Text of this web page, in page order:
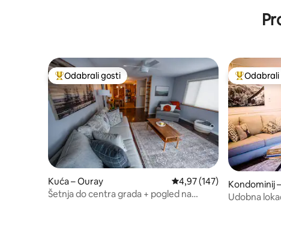
Među najviše rangiranima s oznakom „Odabrali gosti”
Odabrali gosti
Kuća – Ouray Prosječna ocjena: 4,97/5,
4,97 (147)
Šetnja do centra grada + pogled na
Među
Kondominij
Udobna